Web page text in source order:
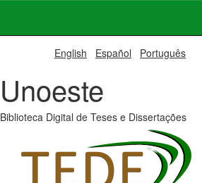
English Español Português
Unoeste
Biblioteca Digital de Teses e Dissertações